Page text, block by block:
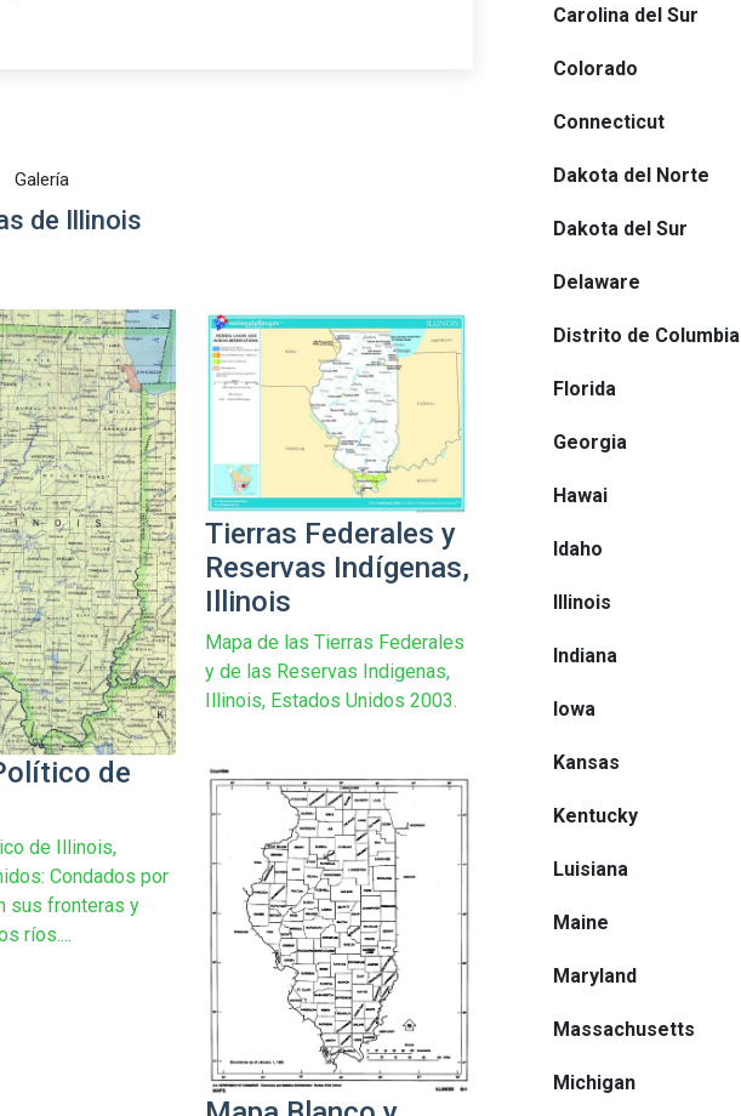
Galería
de Illinois
de
de Illinois,
Condados por
sus fronteras y
ríos....
Tierras Federales y
Reservas Indígenas,
Illinois
Mapa de las Tierras Federales
y de las Reservas Indigenas,
Illinois, Estados Unidos 2003.
Carolina del Sur
Colorado
Connecticut
Dakota del Norte
Dakota del Sur
Delaware
Distrito de Columbia
Florida
Georgia
Hawai
Idaho
Illinois
Indiana
Iowa
Kansas
Kentucky
Luisiana
Maine
Maryland
Massachusetts
Michigan